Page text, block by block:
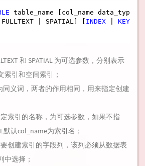
table_name [col_name data_type]
| SPATIAL] [ INDEX KEY
和 SPATIAL 为可选参数，分别表示
索引和空间索引；
同义词，两者的作用相同，用来指定创建
索引的名称，为可选参数，如果不指
默认col_name为索引名；
创建索引的字段列，该列必须从数据表
中选择；